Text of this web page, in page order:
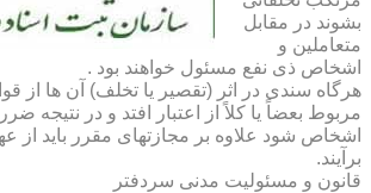
بشوند در مقابل
متعاملین و
اشخاص ذی نفع مسئول خواهند بود .
هرگاه سندی در اثر (تقصیر یا تخلف) آن ها از
مربوط بعضاً یا کلاً از اعتبار افتد و در نتیجه
اشخاص شود علاوه بر مجازتهای مقرر باید از
برآیند.
قانون و مسئولیت مدنی سردفتر